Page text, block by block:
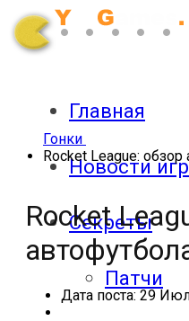
Главная
Новости игр
Секреты
Патчи
Гонки
Rocket League: обзор
Rocket
Дата поста: 29